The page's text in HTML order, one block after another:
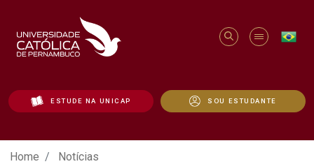
ESTUDE NA UNICAP SOU ESTUDANTE
Polo Universitário Santo Inácio tem
Home
Notícias